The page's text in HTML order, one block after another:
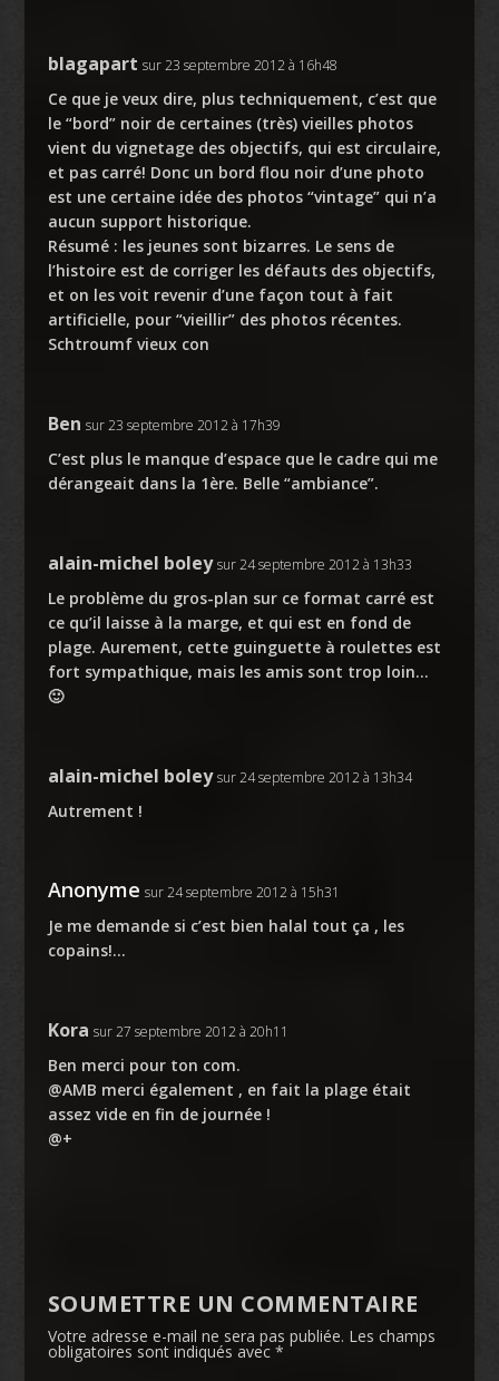
blagapart sur 23 septembre 2012 à 16h48
Ce que je veux dire, plus techniquement, c’est que
le “bord” noir de certaines (très) vieilles photos
vient du vignetage des objectifs, qui est circulaire,
et pas carré! Donc un bord flou noir d’une photo
est une certaine idée des photos “vintage” qui n’a
aucun support historique.
Résumé : les jeunes sont bizarres. Le sens de
l’histoire est de corriger les défauts des objectifs,
et on les voit revenir d’une façon tout à fait
artificielle, pour “vieillir” des photos récentes.
Schtroumf vieux con
Ben sur 23 septembre 2012 à 17h39
C’est plus le manque d’espace que le cadre qui me
dérangeait dans la 1ère. Belle “ambiance”.
alain-michel boley sur 24 septembre 2012 à 13h33
Le problème du gros-plan sur ce format carré est
ce qu’il laisse à la marge, et qui est en fond de
plage. Aurement, cette guinguette à roulettes est
fort sympathique, mais les amis sont trop loin…
🙂
alain-michel boley sur 24 septembre 2012 à 13h34
Autrement !
Anonyme sur 24 septembre 2012 à 15h31
Je me demande si c’est bien halal tout ça , les
copains!…
Kora sur 27 septembre 2012 à 20h11
Ben merci pour ton com.
@AMB merci également , en fait la plage était
assez vide en fin de journée !
@+
SOUMETTRE UN COMMENTAIRE
Votre adresse e-mail ne sera pas publiée. Les champs
obligatoires sont indiqués avec *